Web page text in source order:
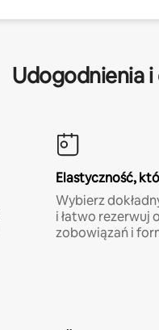
Udogodnienia
Elastyczność,
Wybierz
i łatwo rezerwuj
zobowiązań i